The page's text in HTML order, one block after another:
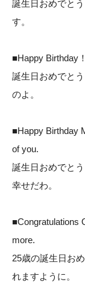
誕生日おめでと
す。
■Happy Birthday
誕生日おめでと
のよ。
■Happy Birthday
of you.
誕生日おめでと
幸せだわ。
■Congratulations
more.
25歳の誕生日お
れますように。